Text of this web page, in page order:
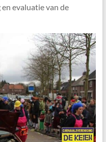
evaluatie van de